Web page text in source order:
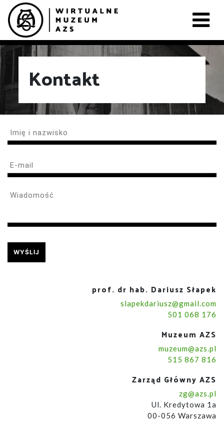
Kontakt
prof. dr hab. Dariusz Słapek
slapekdariusz@gmail.com
501 068 176
Muzeum AZS
muzeum@azs.pl
515 867 816
Zarząd Główny AZS
zg@azs.pl
Ul. Kredytowa 1a
00-056 Warszawa